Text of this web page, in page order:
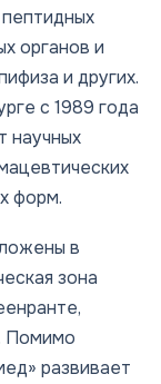
органов и
и других.
с 1989 года
научных
форм.
в
зона
Помимо
развивает